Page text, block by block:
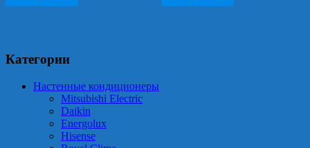
Категории
Настенные кондиционеры
Mitsubishi Electric
Daikin
Energolux
Hisense